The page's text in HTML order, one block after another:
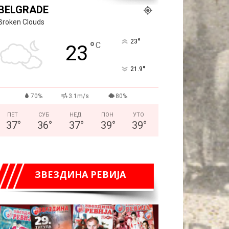
Clouds
23 °C 23°
21.9°
70% 3.1m/s 80%
ПЕТ
37°
СУБ
36°
НЕД
37°
ПОН
39°
УТО
39°
ЗВЕЗДИНА РЕВИЈА